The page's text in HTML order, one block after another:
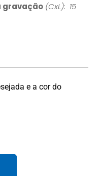
gravação (CxL): 15
e a cor do